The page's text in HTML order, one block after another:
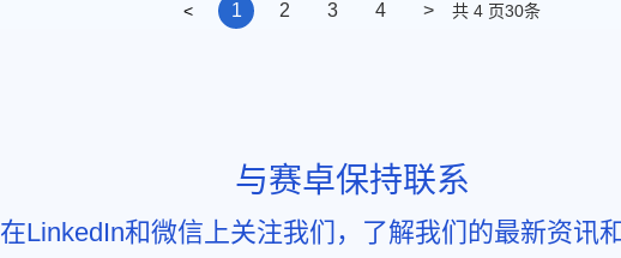
< 1 2 3 4 > 共 4 页30条
与赛卓保持联系
在LinkedIn和微信上关注我们，了解我们的最新资讯